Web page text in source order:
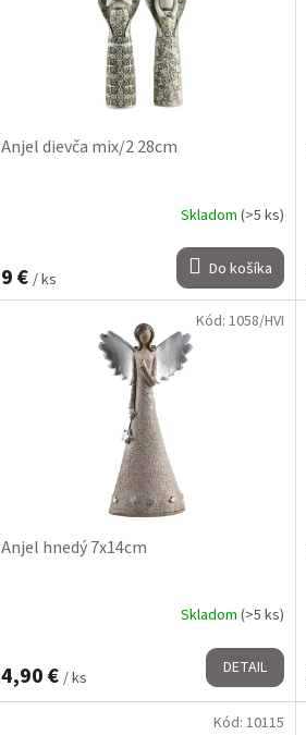
Anjel dievča mix/2 28cm
Skladom (>5 ks)
9 € / ks Do košíka
Anjel hnedý 7x14cm
Skladom (>5 ks)
4,90 € / ks DETAIL
Kód: 1058/HVI
Kód: 10115